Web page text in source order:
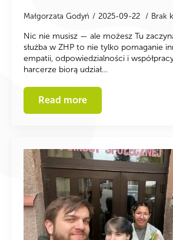
Małgorzata Godyń 2025-09-22 Brak
Nic nie musisz — ale możesz Tu
służba w ZHP to nie tylko pomaganie
empatii, odpowiedzialności i
harcerze biorą udział…
Read more